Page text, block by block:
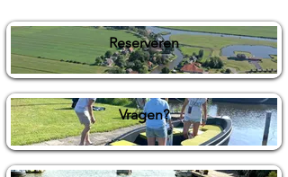
Reserveren
Vragen?